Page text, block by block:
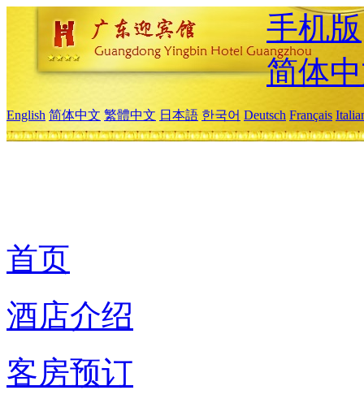
手机版
简体
English 简体中文 繁體中文 日本語 한국어 Deutsch Français
首页
酒店介绍
客房预订